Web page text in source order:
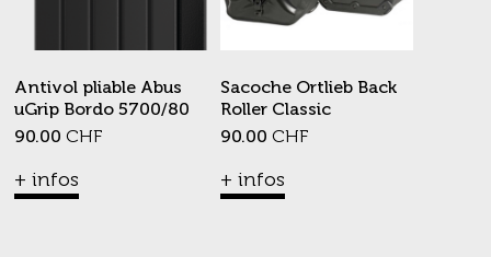
Antivol pliable Abus
uGrip Bordo 5700/80
90.00 CHF
+ infos
Sacoche Ortlieb Back
Roller Classic
90.00CHF
+ infos